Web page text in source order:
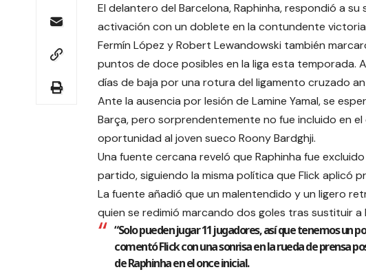
El delantero del Barcelona, Raphinha, respondió a
activación con un doblete en la contundente
Fermín López y Robert Lewandowski también
puntos de doce posibles en la liga esta temporada.
días de baja por una rotura del ligamento cruzado
Ante la ausencia por lesión de Lamine Yamal, se
Barça, pero sorprendentemente no fue incluido en el
oportunidad al joven sueco Roony Bardghji.
Una fuente cercana reveló que Raphinha fue
partido, siguiendo la misma política que Flick aplicó
La fuente añadió que un malentendido y un ligero
quien se redimió marcando dos goles tras sustituir a
“Solo pueden jugar 11 jugadores, así que tenemos un
comentó Flick con una sonrisa en la rueda de prensa
de Raphinha en el once inicial.